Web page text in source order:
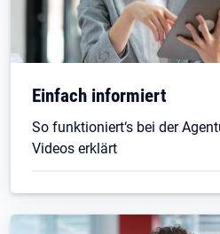
Einfach informiert
So funktioniert‘s bei der
Videos erklärt